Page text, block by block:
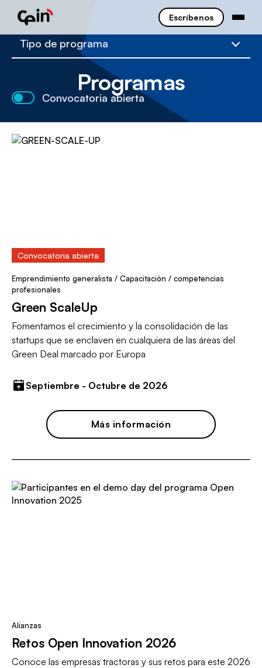
Escríbenos
Programas
Tipo de programa
Convocatoria abierta
Convocatoria abierta
Emprendimiento generalista / Capacitación / competencias
profesionales
Green ScaleUp
Fomentamos el crecimiento y la consolidación de las
startups que se enclaven en cualquiera de las áreas del
Green Deal marcado por Europa
Septiembre - Octubre de 2026
Más información
Alianzas
Retos Open Innovation 2026
Conoce las empresas tractoras y sus retos para este 2026